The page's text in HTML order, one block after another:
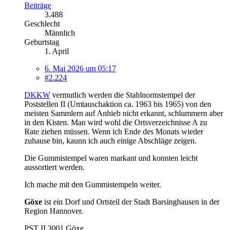
Beiträge
3.488
Geschlecht
Männlich
Geburtstag
1. April
6. Mai 2026 um 05:17
#2.224
DKKW vermutlich werden die Stahlnormstempel der
Poststellen II (Umtauschaktion ca. 1963 bis 1965) von den
meisten Sammlern auf Anhieb nicht erkannt, schlummern aber
in den Kisten. Man wird wohl die Ortsverzeichnisse A zu
Rate ziehen müssen. Wenn ich Ende des Monats wieder
zuhause bin, kaunn ich auch einige Abschläge zeigen.
Die Gummistempel waren markant und konnten leicht
aussortiert werden.
Ich mache mit den Gummistempeln weiter.
Göxe ist ein Dorf und Ortsteil der Stadt Barsinghausen in der
Region Hannover.
PST II 3001 Göxe